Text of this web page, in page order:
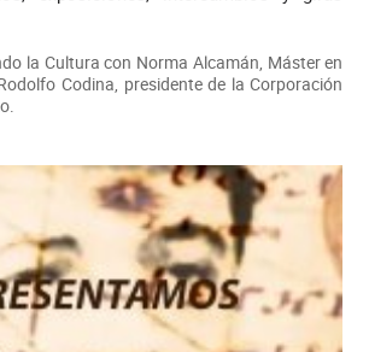
la Cultura con Norma Alcamán, Máster en
Codina, presidente de la Corporación